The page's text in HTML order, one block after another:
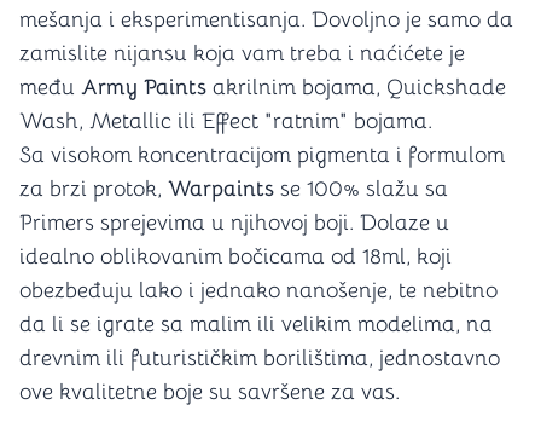
mešanja i eksperimentisanja. Dovoljno je samo da
zamislite nijansu koja vam treba i naćićete je
među Army Paints akrilnim bojama, Quickshade
Wash, Metallic ili Effect "ratnim" bojama.
Sa visokom koncentracijom pigmenta i formulom
za brzi protok, Warpaints se 100% slažu sa
Primers sprejevima u njihovoj boji. Dolaze u
idealno oblikovanim bočicama od 18ml, koji
obezbeđuju lako i jednako nanošenje, te nebitno
da li se igrate sa malim ili velikim modelima, na
drevnim ili futurističkim borilištima, jednostavno
ove kvalitetne boje su savršene za vas.